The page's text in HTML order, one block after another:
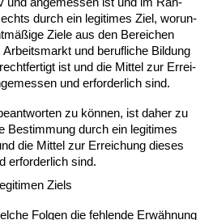
durch ein le­gi­ti­mes Ziel, wor­un­
Zie­le aus den Be­rei­chen
und be­ruf­li­che Bil­dung
ist und die Mit­tel zur Er­rei­
und er­for­der­lich sind.
zu können, ist da­her zu
Be­stim­mung durch ein le­gi­ti­mes
die Mit­tel zur Er­rei­chung die­ses
er­for­der­lich sind.
Ziels
Fol­gen die feh­len­de Erwähnung